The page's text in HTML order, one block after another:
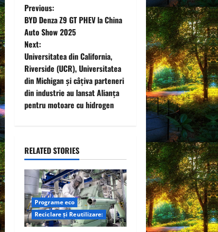
P
o
s
t
n
a
i
g
a
t
Previous:
BYD Denza Z9 GT PHEV la China
Auto Show 2025
Next:
Universitatea din California,
Riverside (UCR), Universitatea
din Michigan și câțiva parteneri
din industrie au lansat Alianța
pentru motoare cu hidrogen
RELATED STORIES
Programe eco
Reciclare și Reutilizare: